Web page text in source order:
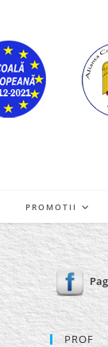
PROMOTII
PROF